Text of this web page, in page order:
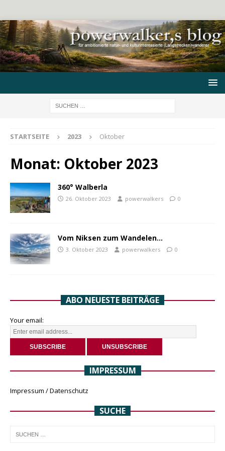
STARTSEITE 2023 Oktober
Monat: Oktober 2023
360° Walberla
26. Oktober 2023 powerwalkers 0
Vom Niksen zum Wandelen…
3. Oktober 2023 powerwalkers 0
ABO NEUESTE BEITRÄGE
Your email:
IMPRESSUM
Impressum / Datenschutz
SUCHE